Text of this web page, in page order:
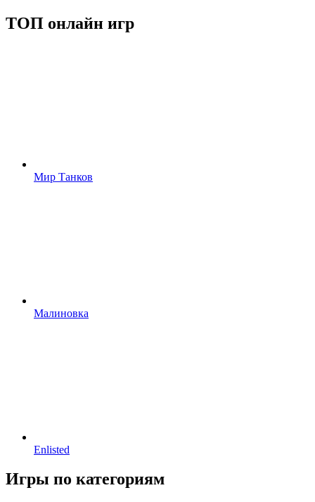
ТОП онлайн игр
Мир Танков
Малиновка
Enlisted
Игры по категориям